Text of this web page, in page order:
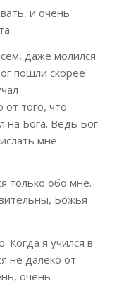
и очень
даже молился
пошли скорее
того, что
на Бога. Ведь Бог
мне
только обо мне.
Божья
Когда я учился в
не далеко от
очень